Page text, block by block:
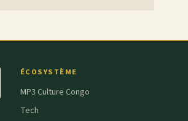
ÉCOSYSTÈME
MP3 Culture Congo
Tech